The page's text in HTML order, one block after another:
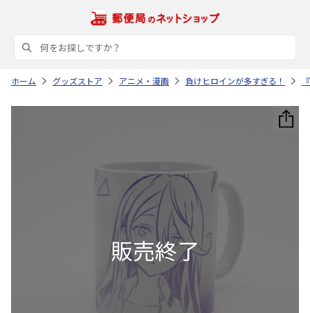
ホーム グッズストア アニメ・漫画 負けヒロインが多すぎる！